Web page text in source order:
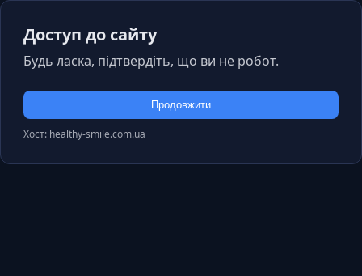
Доступ до сайту
Будь ласка, підтвердіть, що ви не робот.
Продовжити
Хост: healthy-smile.com.ua